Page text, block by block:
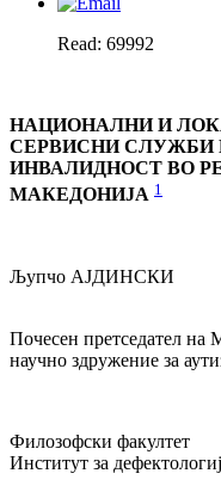
Read: 69992
НАЦИОНАЛНИ И
СЕРВИСНИ СЛУЖБИ
ИНВАЛИДНОСТ ВО
МАКЕДОНИЈА 1
Љупчо АЈДИНСКИ
Почесен претседател на
научно здружение за
Филозофски факултет
Институт за